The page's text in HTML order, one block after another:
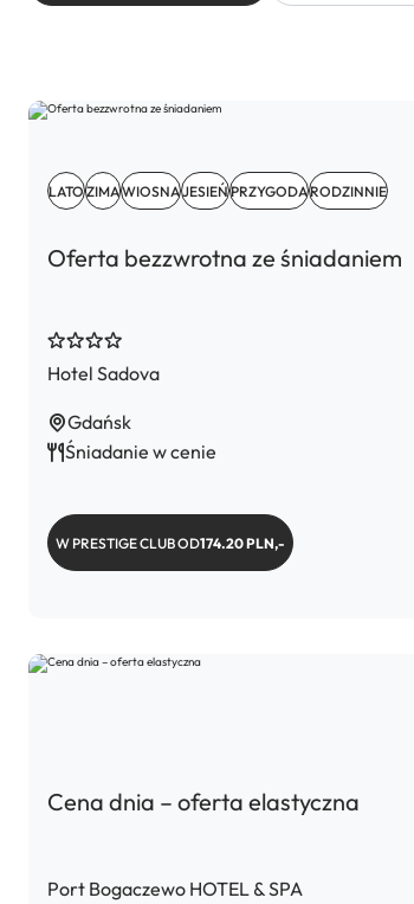
Oferta bezzwrotna ze śniadaniem
LATOZIMAWIOSNAJESIEŃPRZYGODARODZINNIE
Hotel Sadova
Gdańsk
Śniadanie w cenie
W PRESTIGE CLUB OD174.20 PLN,-
Cena dnia – oferta elastyczna
Port Bogaczewo HOTEL & SPA